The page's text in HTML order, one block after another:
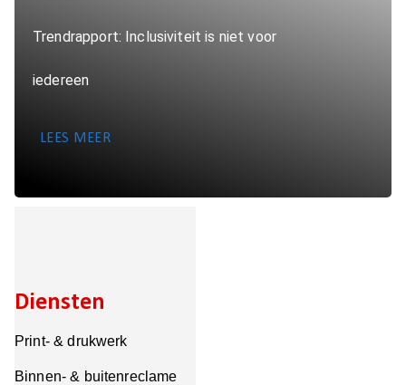
Trendrapport: Inclusiviteit is niet voor
iedereen
LEES MEER
Diensten
Print- & drukwerk
Binnen- & buitenreclame